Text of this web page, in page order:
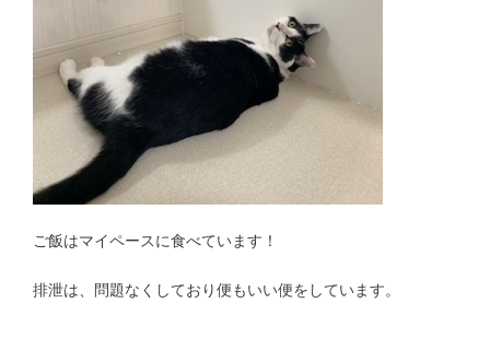
ご飯はマイペースに食べています！
排泄は、問題なくしており便もいい便をしています。